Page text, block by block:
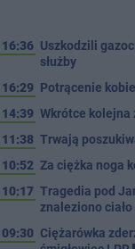
16:36 Uszkodzili
służby
16:29 Potrącenie
14:39 Wkrótce kolejna
11:38 Trwają
10:52 Za ciężka noga
10:17 Tragedia pod
znaleziono
09:30 Ciężarówka